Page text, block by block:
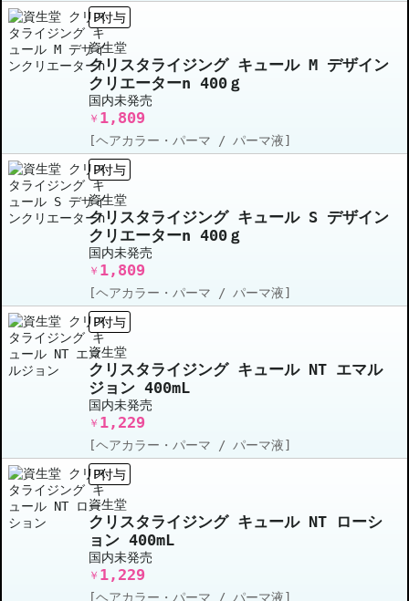
P付与
資生堂
クリスタライジング キュール M デザイン
クリエーターn 400ｇ
国内未発売
￥ 1,809
[ヘアカラー・パーマ / パーマ液]
P付与
資生堂
クリスタライジング キュール S デザイン
クリエーターn 400ｇ
国内未発売
￥ 1,809
[ヘアカラー・パーマ / パーマ液]
P付与
資生堂
クリスタライジング キュール NT エマル
ジョン 400mL
国内未発売
￥ 1,229
[ヘアカラー・パーマ / パーマ液]
P付与
資生堂
クリスタライジング キュール NT ローシ
ョン 400mL
国内未発売
￥ 1,229
[ヘアカラー・パーマ / パーマ液]